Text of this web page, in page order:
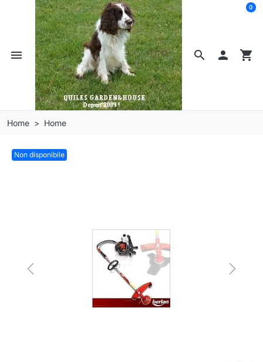
search
menu  shopping_cart
0
Home Home
Non disponibile
Previous Next